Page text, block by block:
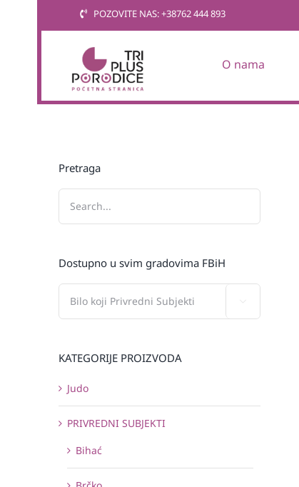
POZOVITE NAS: +38762 444 893
O nama
Pretraga
Dostupno u svim gradovima FBiH
KATEGORIJE PROIZVODA
Judo
PRIVREDNI SUBJEKTI
Bihać